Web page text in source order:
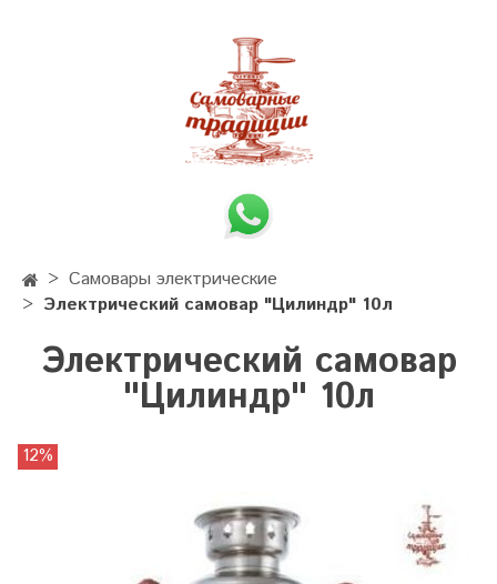
Самовары электрические
Электрический самовар "Цилиндр" 10л
Электрический самовар
"Цилиндр" 10л
12%